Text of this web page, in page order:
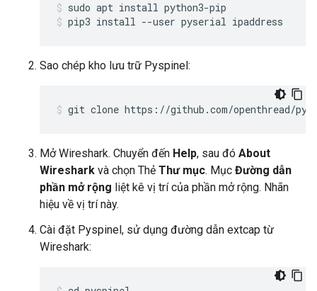
sudo apt install python3-pip
pip3 install --user pyserial ipaddress
Sao chép kho lưu trữ Pyspinel:
git clone https://github.com/openthread/
Mở Wireshark. Chuyển đến Help, sau đó About
Wireshark và chọn Thẻ Thư mục. Mục Đường dẫn
phần mở rộng liệt kê vị trí của phần mở rộng. Nhãn
hiệu về vị trí này.
Cài đặt Pyspinel, sử dụng đường dẫn extcap từ
Wireshark: